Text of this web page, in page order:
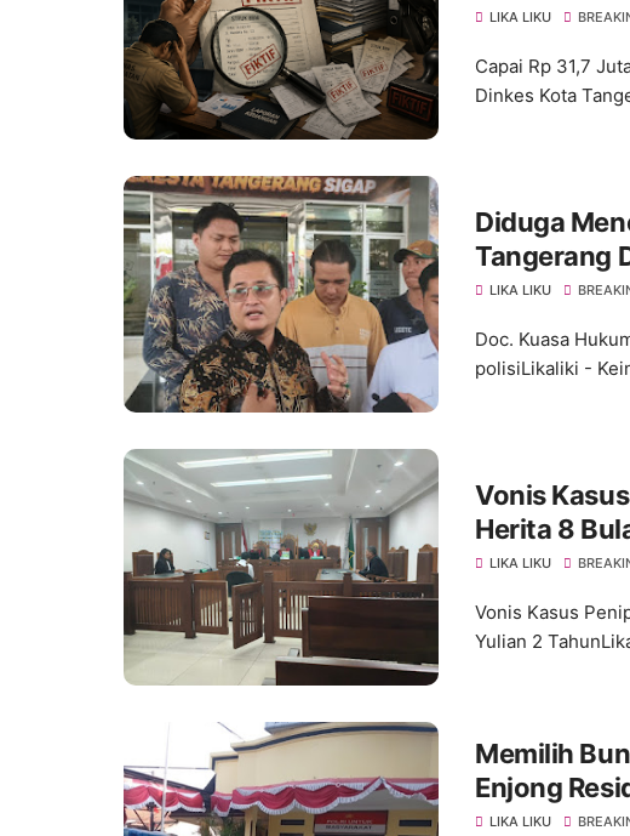
LIKA LIKU
Capai Rp 31,7
Dinkes Kota
Diduga
Tangerang
LIKA LIKU
Doc. Kuasa
polisiLikaliki -
Vonis
Herita 8
LIKA LIKU
Vonis Kasus
Yulian 2
Memilih
Enjong
Hukum
LIKA LIKU